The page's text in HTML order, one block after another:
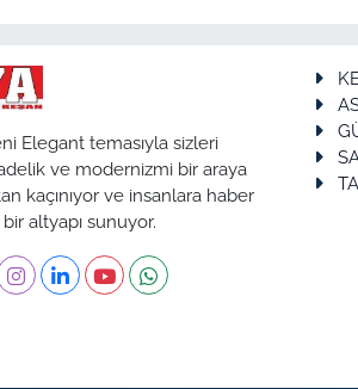
Elegant temasıyla sizleri
ve modernizmi bir araya
kaçınıyor ve insanlara haber
altyapı sunuyor.